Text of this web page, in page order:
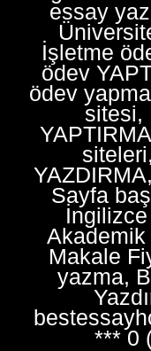
essay
İşletme
ödev
ödev
sitesi,
Sayfa
Akademik
Makale
yazma,
*** 0